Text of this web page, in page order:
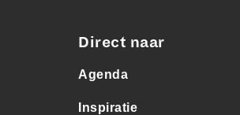
Direct naar
Agenda
Inspiratie